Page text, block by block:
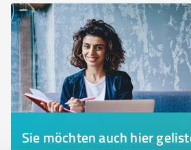
Sie möchten auch hier